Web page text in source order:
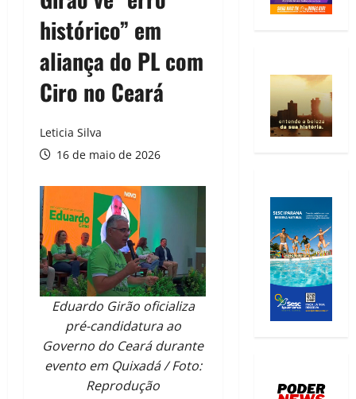
histórico” em
aliança do PL com
Ciro no Ceará
Leticia Silva
16 de maio de 2026
Eduardo Girão oficializa
pré-candidatura ao
Governo do Ceará durante
evento em Quixadá / Foto:
Reprodução